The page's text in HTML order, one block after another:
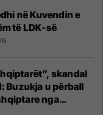
në Kuvendin e
të LDK-së
skandal
Buzukja u përball
nga